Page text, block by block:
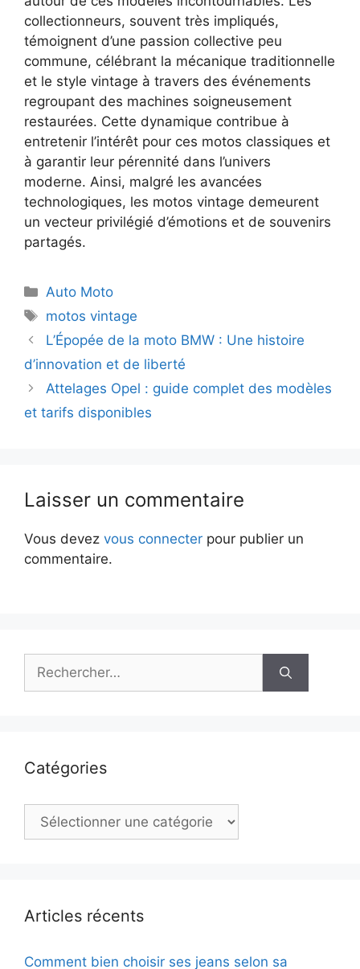
collectionneurs, souvent très impliqués,
témoignent d’une passion collective peu
commune, célébrant la mécanique traditionnelle
et le style vintage à travers des événements
regroupant des machines soigneusement
restaurées. Cette dynamique contribue à
entretenir l’intérêt pour ces motos classiques et
à garantir leur pérennité dans l’univers
moderne. Ainsi, malgré les avancées
technologiques, les motos vintage demeurent
un vecteur privilégié d’émotions et de souvenirs
partagés.
Catégories
Auto Moto
Étiquettes
motos vintage
L’Épopée de la moto BMW : Une histoire
d’innovation et de liberté
Attelages Opel : guide complet des modèles
et tarifs disponibles
Laisser un commentaire
Vous devez vous connecter pour publier un
commentaire.
Rechercher :
Catégories
Catégories
Articles récents
Comment bien choisir ses jeans selon sa